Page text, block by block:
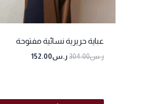
عباية حريرية نسائية مفتوحة
ر.س304.00 ر.س152.00